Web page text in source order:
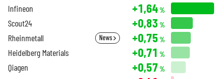
Infineon +1,64%
Scout24 +0,83 %
Rheinmetall News +0,75 %
Heidelberg Materials +0,71 %
Qiagen +0,57 %